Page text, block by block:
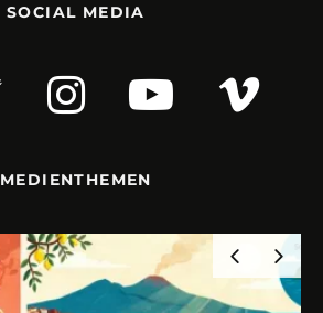
SOCIAL MEDIA
MEDIENTHEMEN